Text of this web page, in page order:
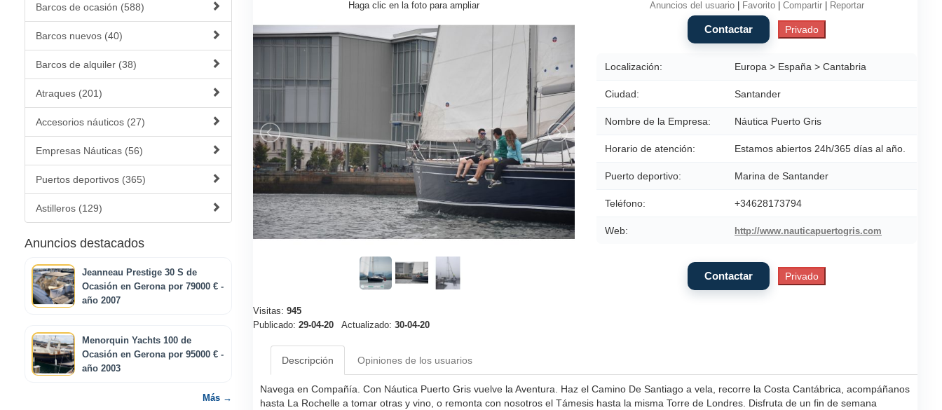
Barcos de ocasión (588)
Barcos nuevos (40)
Barcos de alquiler (38)
Atraques (201)
Accesorios náuticos (27)
Empresas Náuticas (56)
Puertos deportivos (365)
Astilleros (129)
Anuncios destacados
Jeanneau Prestige 30 S de
Ocasión en Gerona por 79000 € -
año 2007
Menorquin Yachts 100 de
Ocasión en Gerona por 95000 € -
año 2003
Más →
Haga clic en la foto para ampliar
Visitas: 945
Publicado: 29-04-20 Actualizado: 30-04-20
Anuncios del usuario| Favorito| Compartir| Reportar
Localización: Europa > España > Cantabria
Ciudad: Santander
Nombre de la Empresa: Náutica Puerto Gris
Horario de atención: Estamos abiertos 24h/365 días al año.
Puerto deportivo: Marina de Santander
Teléfono: +34628173794
Web: http://www.nauticapuertogris.com
Descripción Opiniones de los usuarios
Navega en Compañía. Con Náutica Puerto Gris vuelve la Aventura. Haz el Camino De Santiago a vela, recorre la Costa Cantábrica, acompáñanos
hasta La Rochelle a tomar otras y vino, o remonta con nosotros el Támesis hasta la misma Torre de Londres. Disfruta de un fin de semana